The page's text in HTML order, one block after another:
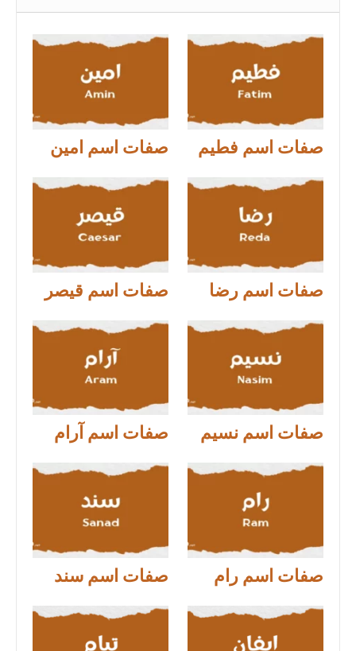
صفات اسم فطيم صفات اسم امين
صفات اسم رضا صفات اسم قيصر
صفات اسم نسيم صفات اسم آرام
صفات اسم رام صفات اسم سند